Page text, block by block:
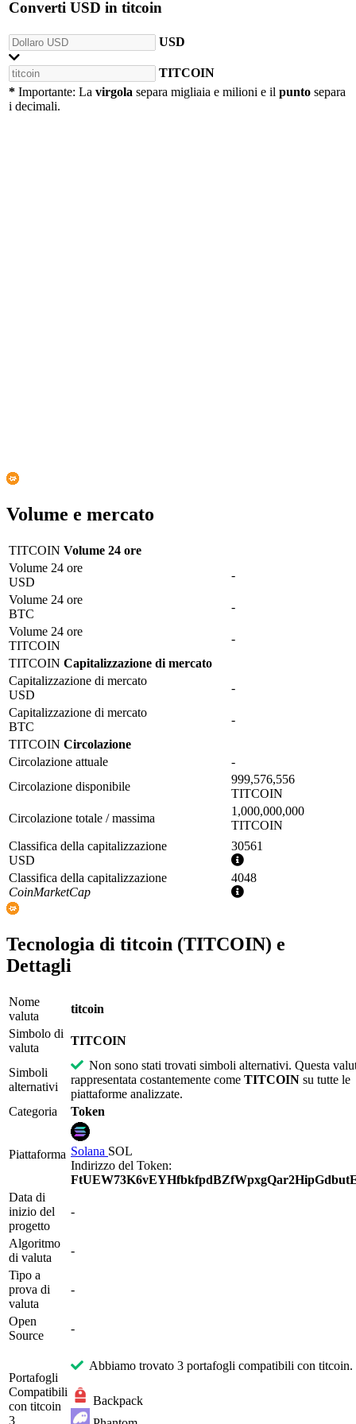
Converti USD in titcoin
USD
TITCOIN
* Importante: La virgola separa migliaia e milioni e il punto separa
i decimali.
Volume e mercato
TITCOIN Volume 24 ore
Volume 24 ore
USD
-
Volume 24 ore
BTC
-
Volume 24 ore
TITCOIN
-
TITCOIN Capitalizzazione di mercato
Capitalizzazione di mercato
USD
-
Capitalizzazione di mercato
BTC
-
TITCOIN Circolazione
Circolazione attuale
-
Circolazione disponibile
999,576,556
TITCOIN
Circolazione totale / massima
1,000,000,000
TITCOIN
Classifica della capitalizzazione
USD
30561
Ulteriori
informazioni
Classifica della capitalizzazione
CoinMarketCap
4048
Ulteriori
Tecnologia di titcoin (TITCOIN) e
Dettagli
Nome
valuta
titcoin
Simbolo di
valuta
TITCOIN
Simboli
alternativi
Non sono stati trovati simboli alternativi. Questa
rappresentata costantemente come TITCOIN su tutte le
piattaforme analizzate.
Categoria
Token
Piattaforma Solana SOL
Indirizzo del Token:
Data di
inizio del
progetto
-
Algoritmo
di valuta
-
Tipo a
prova di
valuta
-
Open
Source
-
Portafogli
Compatibili
con titcoin
3
Abbiamo trovato 3 portafogli compatibili con titcoin.
Backpack